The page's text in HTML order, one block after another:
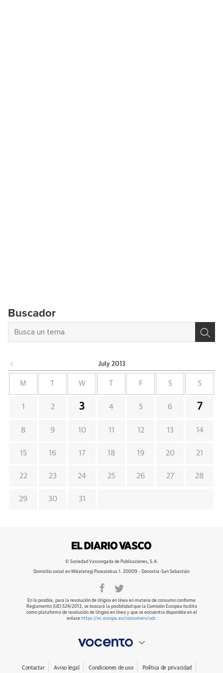
Buscador
July 2013
M W F S S
1 2 3 4 5 6 7
8 9 10 11 12 13 14
15 16 17 18 19 20 21
22 23 24 25 26 27 28
29 30 31
© Sociedad Vascongada de Publicaciones, S.A.
Domicilio social en Mikeletegi Pasealekua 1. 20009 - Donostia-San Sebastián
En lo posible, para la resolución de litigios en línea en materia de consumo conforme
Reglamento (UE) 524/2013, se buscará la posibilidad que la Comisión Europea facilita
como plataforma de resolución de litigios en línea y que se encuentra disponible en el
enlace https://ec.europa.eu/consumers/odr.
Contactar Aviso legal Condiciones de uso Política de privacidad